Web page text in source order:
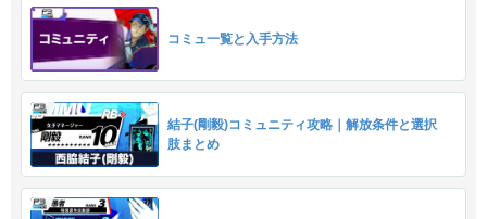
コミュ一覧と入手方法
結子(剛毅)コミュニティ攻略｜解放条件と選択
肢まとめ